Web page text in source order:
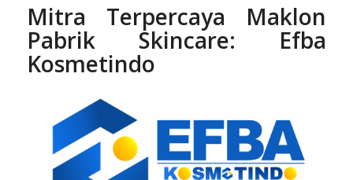
Mitra Terpercaya Maklon
Pabrik Skincare: Efba
Kosmetindo